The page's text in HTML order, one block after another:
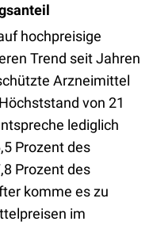
hochpreisige
Trend seit Jahren
Arzneimittel
von 21
lediglich
Prozent des
Prozent des
komme es zu
im